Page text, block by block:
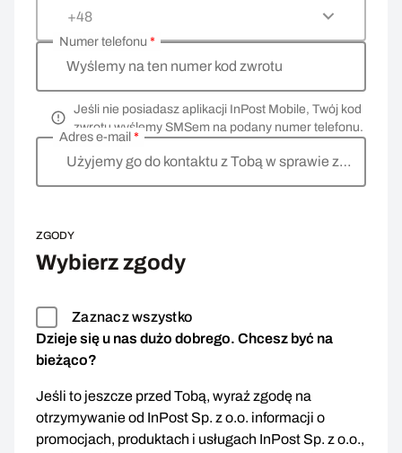
+48
Wyślemy na ten numer kod zwrotu
Numer telefonu *
Jeśli nie posiadasz aplikacji InPost Mobile, Twój kod
zwrotu wyślemy SMSem na podany numer telefonu.
Użyjemy go do kontaktu z Tobą w sprawie zwrotu
Adres e-mail *
ZGODY
Wybierz zgody
Zaznacz wszystko
Dzieje się u nas dużo dobrego. Chcesz być na
bieżąco?
Jeśli to jeszcze przed Tobą, wyraź zgodę na
otrzymywanie od InPost Sp. z o.o. informacji o
promocjach, produktach i usługach InPost Sp. z o.o.,